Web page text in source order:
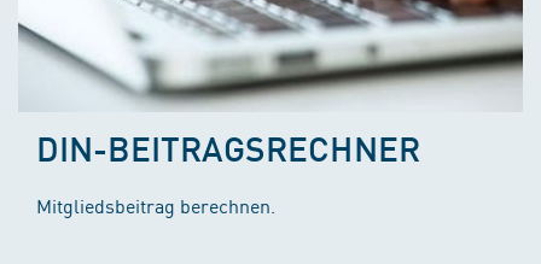
DIN-BEITRAGSRECHNER
Mitgliedsbeitrag berechnen.